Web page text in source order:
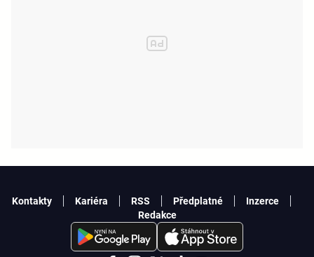
Kontakty Kariéra RSS Předplatné
Inzerce
Redakce